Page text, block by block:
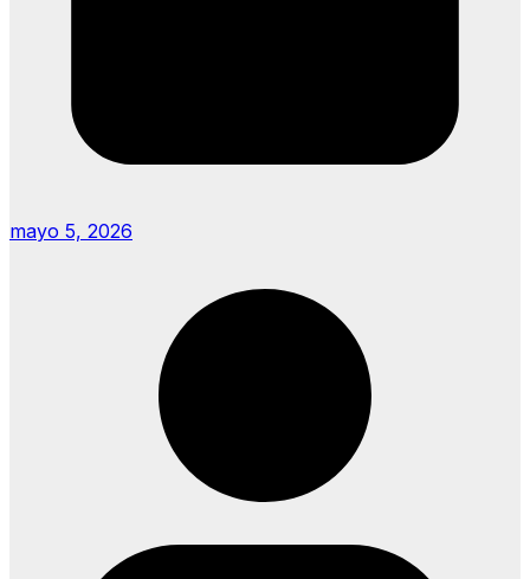
mayo 5, 2026